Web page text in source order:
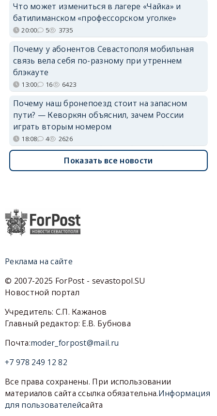
Что может измениться в лагере «Чайка» и
батилиманском «профессорском уголке»
20:00 5 3735
Почему у абонентов Севастополя мобильная
связь вела себя по-разному при утреннем
блэкауте
13:00 16 6423
Почему наш бронепоезд стоит на запасном
пути? — Кеворкян объяснил, зачем России
играть вторым номером
18:08 4 2626
Показать все новости
Реклама на сайте
© 2007-2025 ForPost - sevastopol.SU
Новостной портал
Учредитель: С.П. Кажанов
Главный редактор: Е.В. Бубнова
Почта:moder_forpost@mail.ru
+7 978 249 12 82
Все права сохранены. При использовании
материалов сайта ссылка обязательна.Информация
для пользователейсайта